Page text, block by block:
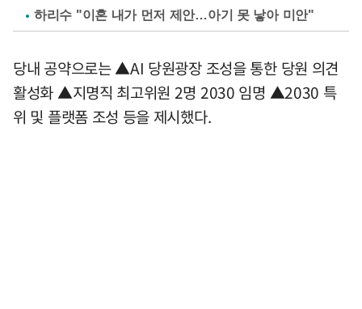
하리수 "이혼 내가 먼저 제안…아기 못 낳아 미안"
당내 공약으로는 ▲AI 당원광장 조성을 통한 당원 의견
활성화 ▲지명직 최고위원 2명 2030 임명 ▲2030 특
위 및 플랫폼 조성 등을 제시했다.